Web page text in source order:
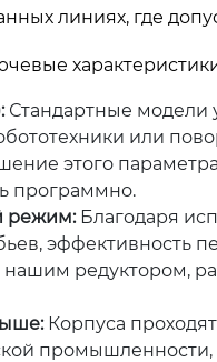
линиях, где
Стандартные модели
или
этого
программно.
режим:Благодаря
эффективность
редуктором,
Корпуса
промышленности,